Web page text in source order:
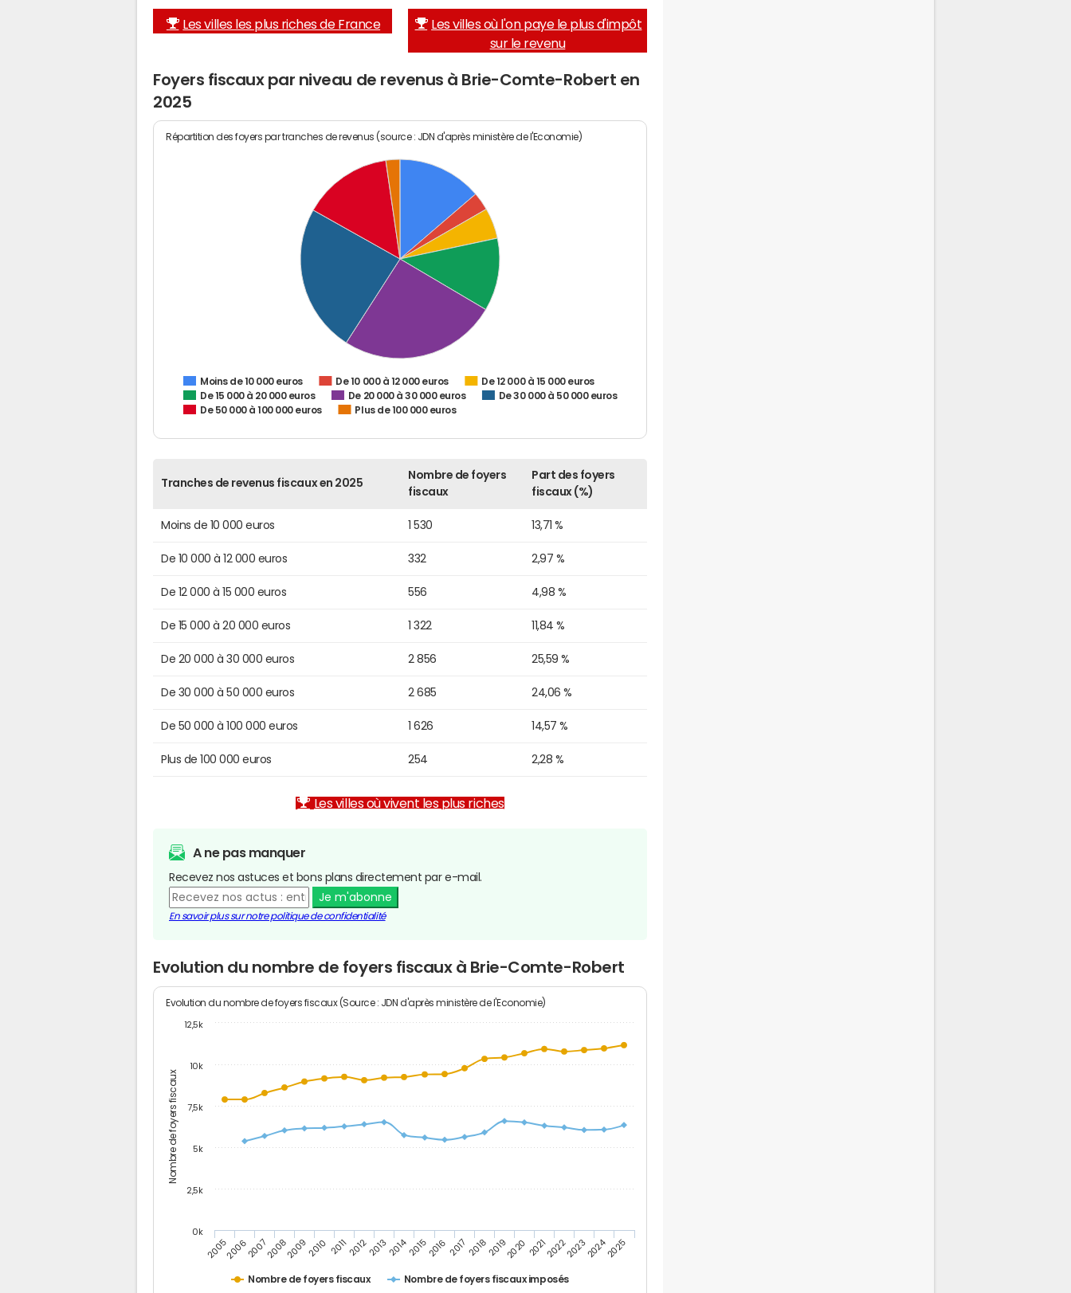
Les villes les plus riches de France
Les villes où l'on paye le plus d'impôt
sur le revenu
Foyers fiscaux par niveau de revenus à Brie-Comte-Robert en
2025
Répartition des foyers par tranches de revenus (source : JDN d'après ministère de l'Economie)
Moins de 10 000 euros De 10 000 à 12 000 euros
De 12 000 à 15 000 euros
De 15 000 à 20 000 euros
De 20 000 à 30 000 euros
De 30 000 à 50 000 euros
De 50 000 à 100 000 euros
Plus de 100 000 euros
Tranches de revenus fiscaux en 2025
Nombre de foyers
fiscaux
Part des foyers
fiscaux (%)
Moins de 10 000 euros 1 530 13,71 %
De 10 000 à 12 000 euros 332 2,97 %
De 12 000 à 15 000 euros 556 4,98 %
De 15 000 à 20 000 euros 1 322 11,84 %
De 20 000 à 30 000 euros 2 856 25,59 %
De 30 000 à 50 000 euros 2 685 24,06 %
De 50 000 à 100 000 euros 1 626 14,57 %
Plus de 100 000 euros 254 2,28 %
Les villes où vivent les plus riches
A ne pas manquer
Recevez nos astuces et bons plans directement par e-mail.
Je m'abonne
En savoir plus sur notre politique de confidentialité
Evolution du nombre de foyers fiscaux à Brie-Comte-Robert
Nombre de foyers fiscaux
Evolution du nombre de foyers fiscaux (Source : JDN d'après ministère de l'Economie)
Nombre de foyers fiscaux Nombre de foyers fiscaux imposés
200520062007200820092010 201120122013201420152016 2017 20182019202020212022202320242025
0k
2,5k
5k
7,5k
10k
12,5k